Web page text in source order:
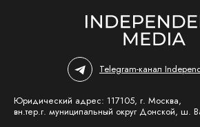
Telegram-канал
Юридический адрес: 117105, г. Москва,
вн.тер.г. муниципальный округ Донской, ш.